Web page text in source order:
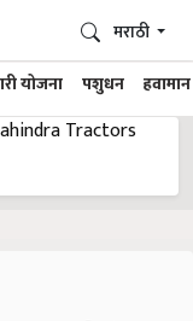
योजना पशुधन हवामान
मराठी